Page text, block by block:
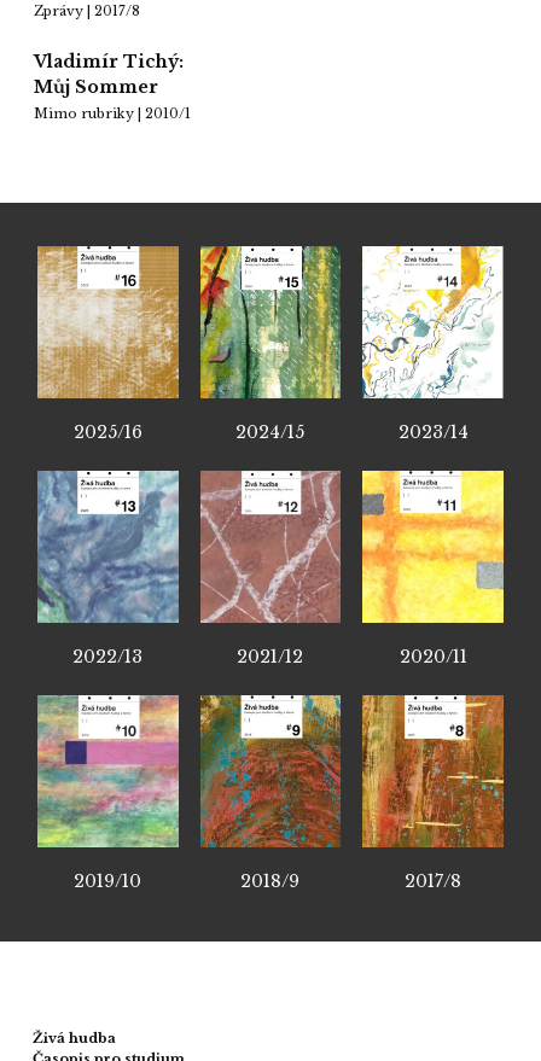
Zprávy | 2017/8
Vladimír Tichý:
Můj Sommer
Mimo rubriky | 2010/1
2025/16 2024/15 2023/14
2022/13 2021/12 2020/11
2019/10 2018/9 2017/8
Živá hudba